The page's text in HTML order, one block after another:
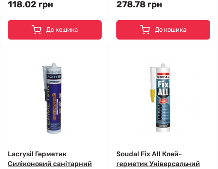
118.02 грн
До кошика
278.78 грн
До кошика
Lacrysil Герметик
Силіконовий санітарний
Soudal Fix All Клей-
герметик Універсальний